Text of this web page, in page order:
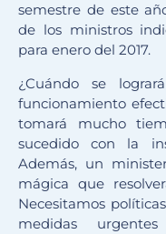
semestre de este
de los ministros
para enero del 2017.
¿Cuándo se
funcionamiento
tomará mucho
sucedido con la
Además, un
mágica que
Necesitamos
medidas